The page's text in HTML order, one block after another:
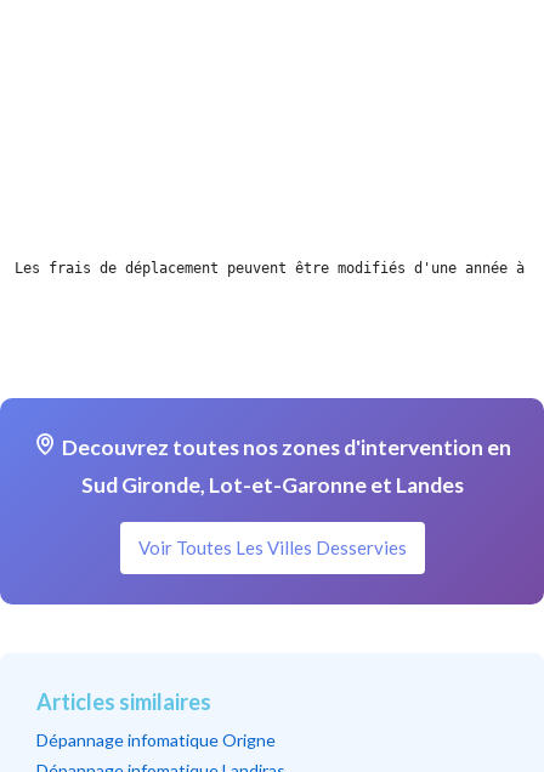
Les frais de déplacement peuvent être modifiés d'une année à
Decouvrez toutes nos zones d'intervention en
Sud Gironde, Lot-et-Garonne et Landes
Voir Toutes Les Villes Desservies
Articles similaires
Dépannage infomatique Origne